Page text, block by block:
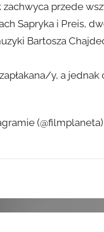
przede
Sapryka i Preis,
Bartosza
y, a